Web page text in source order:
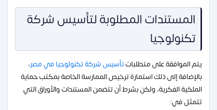
المستندات المطلوبة لتأسيس شركة
تكنولوجيا
يتم الموافقة على متطلباتتأسيس شركة تكنولوجيا في مصر،
بالإضافة إلى ذلك استمارة ترخيص الممارسة الخاصة بمكتب حماية
الملكية الفكرية، ولكن بشرط أن تتضمن المستندات والأوراق التي
تتمثل في: